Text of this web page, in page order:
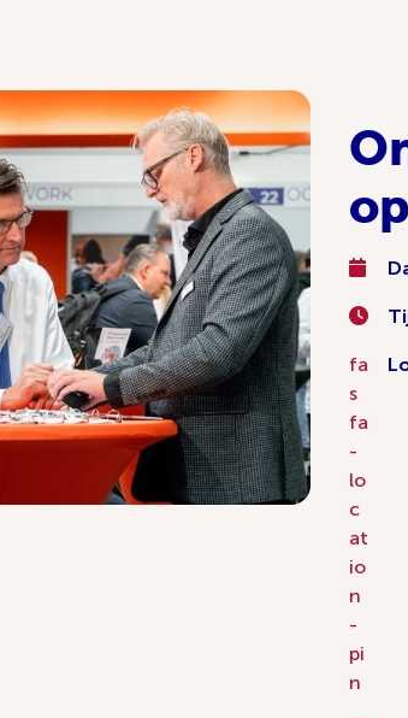
fa
s
fa
-
lo
c
at
io
n
-
pi
n